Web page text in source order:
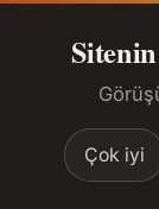
Çok iyi